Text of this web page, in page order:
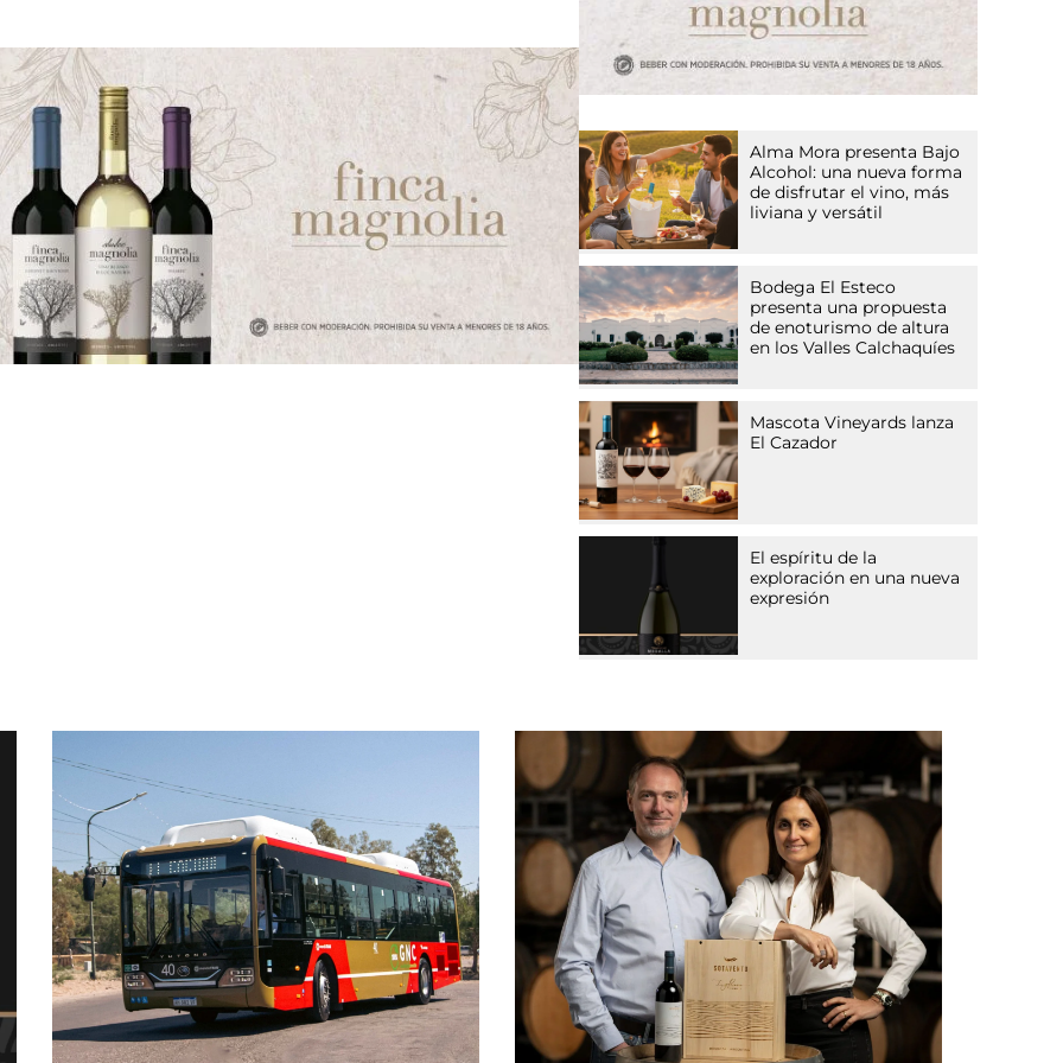
Alma Mora presenta Bajo
Alcohol: una nueva forma
de disfrutar el vino, más
liviana y versátil
Bodega El Esteco
presenta una propuesta
de enoturismo de altura
en los Valles Calchaquíes
Mascota Vineyards lanza
El Cazador
El espíritu de la
exploración en una nueva
expresión